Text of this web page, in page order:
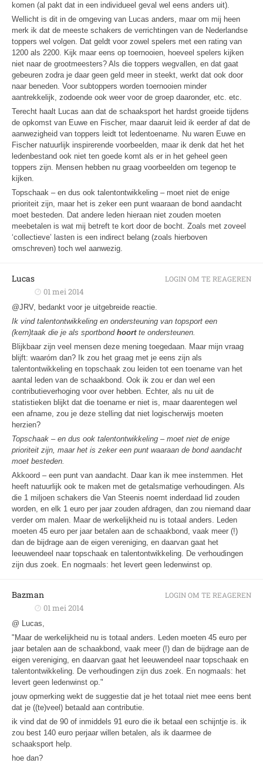
komen (al pakt dat in een individueel geval wel eens anders uit).
Wellicht is dit in de omgeving van Lucas anders, maar om mij heen
merk ik dat de meeste schakers de verrichtingen van de Nederlandse
toppers wel volgen. Dat geldt voor zowel spelers met een rating van
1200 als 2200. Kijk maar eens op toernooien, hoeveel spelers kijken
niet naar de grootmeesters? Als die toppers wegvallen, en dat gaat
gebeuren zodra je daar geen geld meer in steekt, werkt dat ook door
naar beneden. Voor subtoppers worden toernooien minder
aantrekkelijk, zodoende ook weer voor de groep daaronder, etc. etc.
Terecht haalt Lucas aan dat de schaaksport het hardst groeide tijdens
de opkomst van Euwe en Fischer, maar daaruit leid ik eerder af dat de
aanwezigheid van toppers leidt tot ledentoename. Nu waren Euwe en
Fischer natuurlijk inspirerende voorbeelden, maar ik denk dat het het
ledenbestand ook niet ten goede komt als er in het geheel geen
toppers zijn. Mensen hebben nu graag voorbeelden om tegenop te
kijken.
Topschaak – en dus ook talentontwikkeling – moet niet de enige
prioriteit zijn, maar het is zeker een punt waaraan de bond aandacht
moet besteden. Dat andere leden hieraan niet zouden moeten
meebetalen is wat mij betreft te kort door de bocht. Zoals met zoveel
‘collectieve’ lasten is een indirect belang (zoals hierboven
omschreven) toch wel aanwezig.
Lucas
01 mei 2014
@JRV, bedankt voor je uitgebreide reactie.
Ik vind talentontwikkeling en ondersteuning van topsport een
(kern)taak die je als sportbond hoortte ondersteunen.
Blijkbaar zijn veel mensen deze mening toegedaan. Maar mijn vraag
blijft: waaróm dan? Ik zou het graag met je eens zijn als
talentontwikkeling en topschaak zou leiden tot een toename van het
aantal leden van de schaakbond. Ook ik zou er dan wel een
contributieverhoging voor over hebben. Echter, als nu uit de
statistieken blijkt dat die toename er niet is, maar daarentegen wel
een afname, zou je deze stelling dat niet logischerwijs moeten
herzien?
Topschaak – en dus ook talentontwikkeling – moet niet de enige
prioriteit zijn, maar het is zeker een punt waaraan de bond aandacht
moet besteden.
Akkoord – een punt van aandacht. Daar kan ik mee instemmen. Het
heeft natuurlijk ook te maken met de getalsmatige verhoudingen. Als
die 1 miljoen schakers die Van Steenis noemt inderdaad lid zouden
worden, en elk 1 euro per jaar zouden afdragen, dan zou niemand daar
verder om malen. Maar de werkelijkheid nu is totaal anders. Leden
moeten 45 euro per jaar betalen aan de schaakbond, vaak meer (!)
dan de bijdrage aan de eigen vereniging, en daarvan gaat het
leeuwendeel naar topschaak en talentontwikkeling. De verhoudingen
zijn dus zoek. En nogmaals: het levert geen ledenwinst op.
LOGIN OM TE REAGEREN
Bazman
01 mei 2014
@ Lucas,
"Maar de werkelijkheid nu is totaal anders. Leden moeten 45 euro per
jaar betalen aan de schaakbond, vaak meer (!) dan de bijdrage aan de
eigen vereniging, en daarvan gaat het leeuwendeel naar topschaak en
talentontwikkeling. De verhoudingen zijn dus zoek. En nogmaals: het
levert geen ledenwinst op."
jouw opmerking wekt de suggestie dat je het totaal niet mee eens bent
dat je ((te)veel) betaald aan contributie.
ik vind dat de 90 of inmiddels 91 euro die ik betaal een schijntje is. ik
zou best 140 euro perjaar willen betalen, als ik daarmee de
schaaksport help.
hoe dan?
LOGIN OM TE REAGEREN